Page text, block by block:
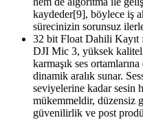
kaydeder[9], böylece iş
sürecinizin sorunsuz
32 bit Float Dahili Kayıt
DJI Mic 3, yüksek
karmaşık ses
dinamik aralık sunar.
seviyelerine kadar sesin
mükemmeldir, düzensiz
güvenilirlik ve post